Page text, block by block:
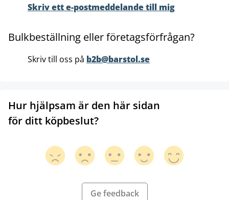
Skriv ett e-postmeddelande till mig
Bulkbeställning eller företagsförfrågan?
Skriv till oss på b2b@barstol.se
Hur hjälpsam är den här sidan
för ditt köpbeslut?
Ge feedback